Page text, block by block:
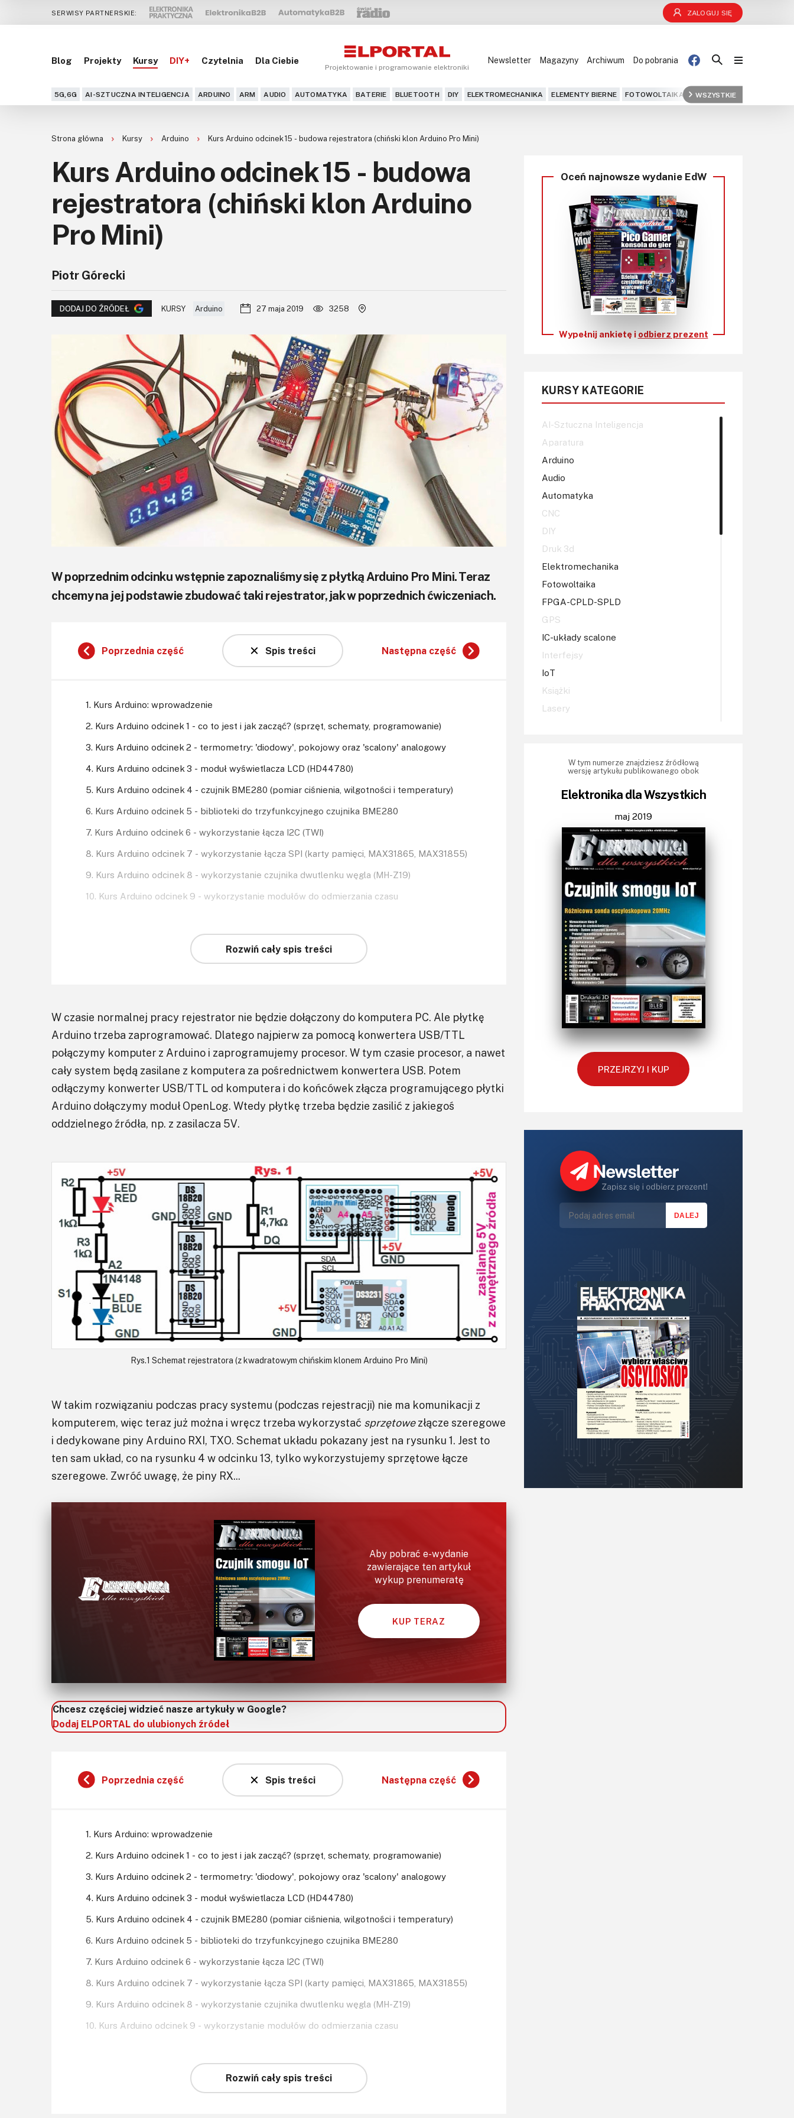
SERWISY PARTNERSKIE: ZALOGUJ SIĘ
Blog Projekty Kursy DIY+ Czytelnia Dla Ciebie
Projektowanie i programowanie elektroniki
Newsletter Magazyny Archiwum Do pobrania
5G,6G AI-SZTUCZNA INTELIGENCJA ARDUINO ARM AUDIO AUTOMATYKA BATERIE BLUETOOTH DIY ELEKTROMECHANIKA ELEMENTY BIERNE FOTOWOLTAIKA FPGA GPS
WSZYSTKIE
Blog
DIY+
Czytelnia
Dla Ciebie
KITy AVT
Kontakt
Do pobrania
Strona główna Kursy Arduino Kurs Arduino odcinek 15 - budowa rejestratora (chiński klon Arduino Pro Mini)
Kurs Arduino odcinek 15 - budowa
rejestratora (chiński klon Arduino
Pro Mini)
Piotr Górecki
DODAJ DO ŹRÓDEŁ KURSY Arduino 27 maja 2019 3258
W poprzednim odcinku wstępnie zapoznaliśmy się z płytką Arduino Pro Mini. Teraz
chcemy na jej podstawie zbudować taki rejestrator, jak w poprzednich ćwiczeniach.
Poprzednia część Spis treści Następna część
1. Kurs Arduino: wprowadzenie
2. Kurs Arduino odcinek 1 - co to jest i jak zacząć? (sprzęt, schematy, programowanie)
3. Kurs Arduino odcinek 2 - termometry: 'diodowy', pokojowy oraz 'scalony' analogowy
4. Kurs Arduino odcinek 3 - moduł wyświetlacza LCD (HD44780)
5. Kurs Arduino odcinek 4 - czujnik BME280 (pomiar ciśnienia, wilgotności i temperatury)
6. Kurs Arduino odcinek 5 - biblioteki do trzyfunkcyjnego czujnika BME280
7. Kurs Arduino odcinek 6 - wykorzystanie łącza I2C (TWI)
8. Kurs Arduino odcinek 7 - wykorzystanie łącza SPI (karty pamięci, MAX31865, MAX31855)
9. Kurs Arduino odcinek 8 - wykorzystanie czujnika dwutlenku węgla (MH-Z19)
10. Kurs Arduino odcinek 9 - wykorzystanie modułów do odmierzania czasu
Rozwiń cały spis treści
W czasie normalnej pracy rejestrator nie będzie dołączony do komputera PC. Ale płytkę
Arduino trzeba zaprogramować. Dlatego najpierw za pomocą konwertera USB/TTL
połączymy komputer z Arduino i zaprogramujemy procesor. W tym czasie procesor, a nawet
cały system będą zasilane z komputera za pośrednictwem konwertera USB. Potem
odłączymy konwerter USB/TTL od komputera i do końcówek złącza programującego płytki
Arduino dołączymy moduł OpenLog. Wtedy płytkę trzeba będzie zasilić z jakiegoś
oddzielnego źródła, np. z zasilacza 5V.
Rys.1 Schemat rejestratora (z kwadratowym chińskim klonem Arduino Pro Mini)
W takim rozwiązaniu podczas pracy systemu (podczas rejestracji) nie ma komunikacji z
komputerem, więc teraz już można i wręcz trzeba wykorzystać sprzętowezłącze szeregowe
i dedykowane piny Arduino RXI, TXO. Schemat układu pokazany jest na rysunku 1. Jest to
ten sam układ, co na rysunku 4 w odcinku 13, tylko wykorzystujemy sprzętowe łącze
szeregowe. Zwróć uwagę, że piny RX...
Aby pobrać e-wydanie
zawierające ten artykuł
wykup prenumeratę
KUP TERAZ
Chcesz częściej widzieć nasze artykuły w Google?
Dodaj ELPORTAL do ulubionych źródeł
Poprzednia część Spis treści Następna część
1. Kurs Arduino: wprowadzenie
2. Kurs Arduino odcinek 1 - co to jest i jak zacząć? (sprzęt, schematy, programowanie)
3. Kurs Arduino odcinek 2 - termometry: 'diodowy', pokojowy oraz 'scalony' analogowy
4. Kurs Arduino odcinek 3 - moduł wyświetlacza LCD (HD44780)
5. Kurs Arduino odcinek 4 - czujnik BME280 (pomiar ciśnienia, wilgotności i temperatury)
6. Kurs Arduino odcinek 5 - biblioteki do trzyfunkcyjnego czujnika BME280
7. Kurs Arduino odcinek 6 - wykorzystanie łącza I2C (TWI)
8. Kurs Arduino odcinek 7 - wykorzystanie łącza SPI (karty pamięci, MAX31865, MAX31855)
9. Kurs Arduino odcinek 8 - wykorzystanie czujnika dwutlenku węgla (MH-Z19)
10. Kurs Arduino odcinek 9 - wykorzystanie modułów do odmierzania czasu
Rozwiń cały spis treści
Oceń najnowsze wydanie EdW
Wypełnij ankietę i odbierz prezent
KURSY KATEGORIE
AI-Sztuczna Inteligencja
Aparatura
Arduino
Audio
Automatyka
CNC
DIY
Druk 3d
Elektromechanika
Fotowoltaika
FPGA-CPLD-SPLD
GPS
IC-układy scalone
Interfejsy
IoT
Książki
Lasery
Mikrokontrolery (MCV,μC)
Moduły
Optoelektronika
PCB/Montaż
Podstawy elektroniki
Podzespoły bierne
Pomiary i testy
Projektowanie
Raspberry Pi
Retro
Komunikacja, RF
Robotyka
SBC-SIP-SoC-CoM
Sensory
Silniki i serwo
Software
Wyświetlacze
Wzmacniacze
Zasilanie
W tym numerze znajdziesz źródłową
wersję artykułu publikowanego obok
Elektronika dla Wszystkich
maj 2019
PRZEJRZYJ I KUP